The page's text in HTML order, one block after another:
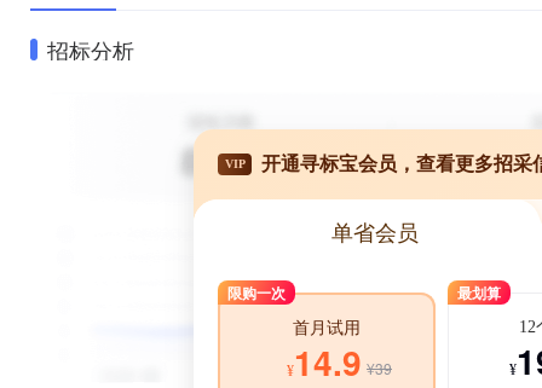
招标分析
VIP 开通寻标宝会员，查看更多招采
单省会员
限购一次
首月试用
¥14.9 ¥39
最划算
12
¥